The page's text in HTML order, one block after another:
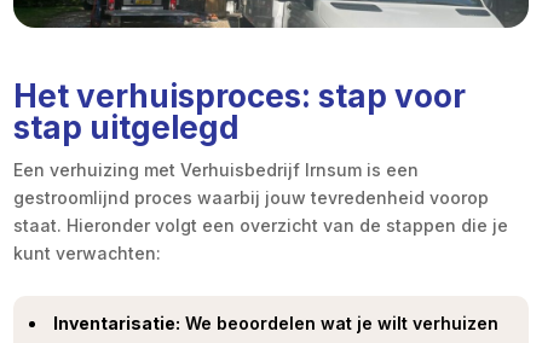
Het verhuisproces: stap voor
stap uitgelegd
Een verhuizing met Verhuisbedrijf Irnsum is een
gestroomlijnd proces waarbij jouw tevredenheid voorop
staat. Hieronder volgt een overzicht van de stappen die je
kunt verwachten:
Inventarisatie: We beoordelen wat je wilt verhuizen